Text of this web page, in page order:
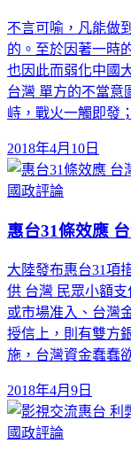
不言可喻，凡能做
的。至於因著一時
也因此而弱化中國
台灣 單方的不當意
峙，戰火一觸即發
2018年4月10日
國政評論
惠台31條效應
大陸發布惠台31項
供 台灣 民眾小額
或市場准入、台灣
授信上，則有雙方
施，台灣資金蠢蠢
2018年4月9日
國政評論